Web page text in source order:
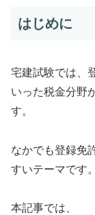
はじめに
宅建試験では、
いった税金分野
す。
なかでも登録免
すいテーマです。
本記事では、